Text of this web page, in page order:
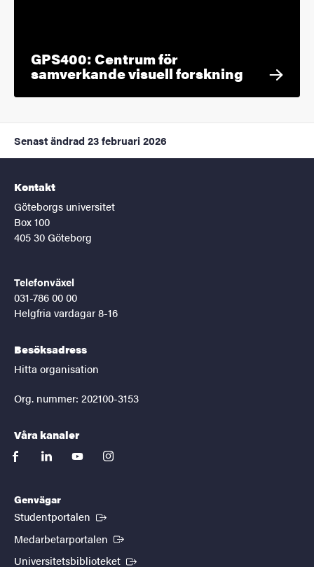
GPS400: Centrum för
samverkande visuell forskning
Senast ändrad 23 februari 2026
Kontakt
Göteborgs universitet
Box 100
405 30 Göteborg
Telefonväxel
031-786 00 00
Helgfria vardagar 8-16
Besöksadress
Hitta organisation
Org. nummer: 202100-3153
Våra kanaler
facebooklinkedinyoutubeinstagram
Genvägar
Studentportalen (Extern länk)
Medarbetarportalen (Extern länk)
Universitetsbiblioteket (Extern länk)